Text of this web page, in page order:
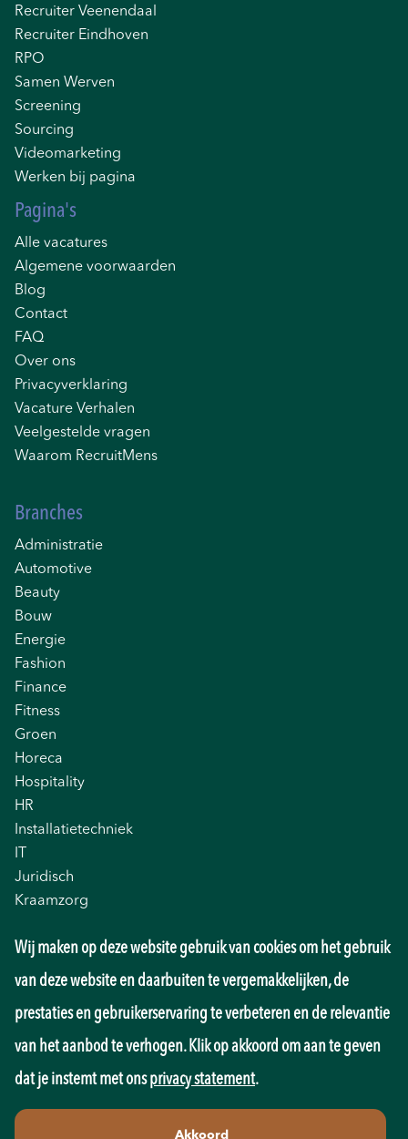
Recruiter Veenendaal
Recruiter Eindhoven
RPO
Samen Werven
Screening
Sourcing
Videomarketing
Werken bij pagina
Pagina's
Alle vacatures
Algemene voorwaarden
Blog
Contact
FAQ
Over ons
Privacyverklaring
Vacature Verhalen
Veelgestelde vragen
Waarom RecruitMens
Branches
Administratie
Automotive
Beauty
Bouw
Energie
Fashion
Finance
Fitness
Groen
Horeca
Hospitality
HR
Installatietechniek
Juridisch
Kraamzorg
Management
Marketing
Overheid
Pedagogiek
Productie
Retail
Sales
Wij maken op deze website gebruik van cookies om het gebruik
van deze website en daarbuiten te vergemakkelijken, de
prestaties en gebruikerservaring te verbeteren en de relevantie
van het aanbod te verhogen. Klik op akkoord om aan te geven
dat je instemt met onsprivacy statement.
Akkoord